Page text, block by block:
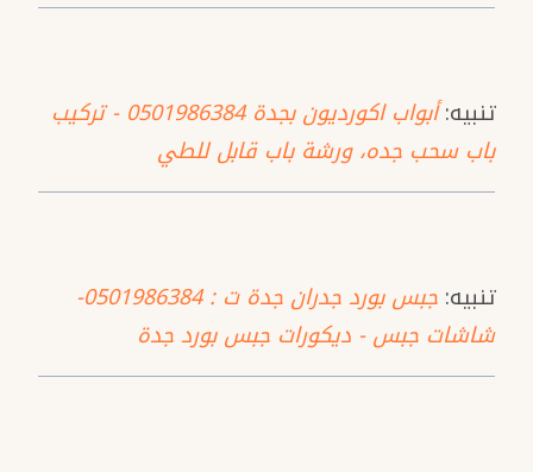
تنبيه:
أبواب اكورديون بجدة 0501986384 - تركيب
باب سحب جده، ورشة باب قابل للطي
تنبيه:
جبس بورد جدران جدة ت : 0501986384-
شاشات جبس - ديكورات جبس بورد جدة